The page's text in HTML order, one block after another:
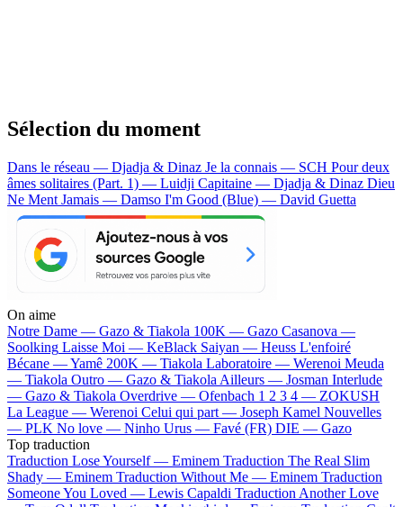
Sélection du moment
Dans le réseau — Djadja & Dinaz Je la connais — SCH Pour deux
âmes solitaires (Part. 1) — Luidji Capitaine — Djadja & Dinaz Dieu
Ne Ment Jamais — Damso I'm Good (Blue) — David Guetta
On aime
Notre Dame — Gazo & Tiakola 100K — Gazo Casanova —
Soolking Laisse Moi — KeBlack Saiyan — Heuss L'enfoiré
Bécane —Yamê 200K — Tiakola Laboratoire — Werenoi Meuda
— Tiakola Outro — Gazo & Tiakola Ailleurs — Josman Interlude
— Gazo & Tiakola Overdrive — Ofenbach 1 2 3 4 — ZOKUSH
La League — Werenoi Celui qui part — Joseph Kamel Nouvelles
— PLK No love — Ninho Urus — Favé (FR) DIE — Gazo
Top traduction
Traduction Lose Yourself — Eminem Traduction The Real Slim
Shady — Eminem Traduction Without Me — Eminem Traduction
Someone You Loved — Lewis Capaldi Traduction Another Love